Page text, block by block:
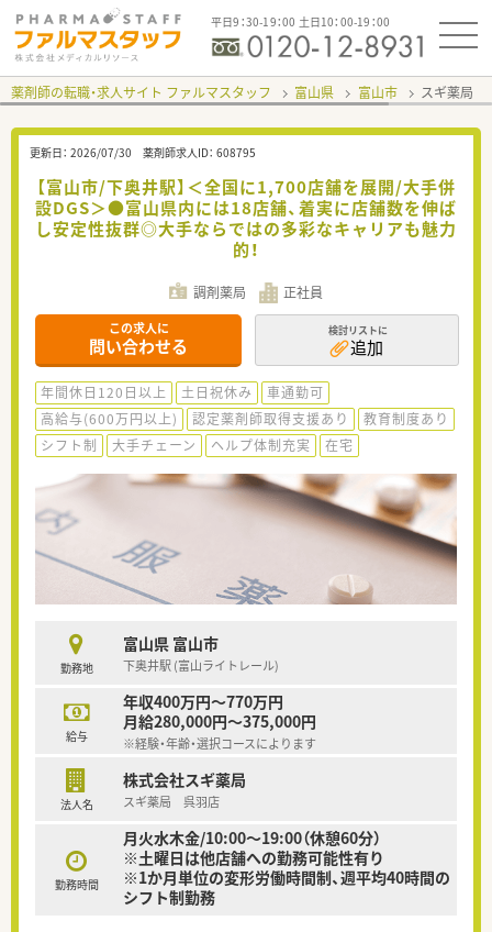
平日9：30-19：00 土日10：00-19：00
薬剤師の転職・求人サイト ファルマスタッフ 富山県 富山市 スギ薬局
更新日： 2026/07/30 薬剤師求人ID： 608795
【富山市/下奥井駅】＜全国に1,700店舗を展開/大手併
設DGS＞●富山県内には18店舗、着実に店舗数を伸ば
し安定性抜群◎大手ならではの多彩なキャリアも魅力
的！
調剤薬局 正社員
この求人に
問い合わせる
検討リストに
追加
年間休日120日以上 土日祝休み
車通勤可
高給与(600万円以上)
認定薬剤師取得支援あり
教育制度あり
シフト制
大手チェーン ヘルプ体制充実 在宅
勤務地
富山県 富山市
下奥井駅 (富山ライトレール)
給与
年収400万円～770万円
月給280,000円～375,000円
※経験・年齢・選択コースによります
法人名
株式会社スギ薬局
スギ薬局 呉羽店
勤務時間
月火水木金/10:00～19:00（休憩60分）
※土曜日は他店舗への勤務可能性有り
※1か月単位の変形労働時間制、週平均40時間の
シフト制勤務